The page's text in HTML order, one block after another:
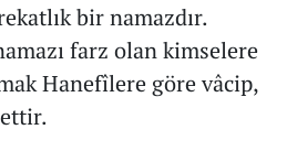
bir namazdır.
farz olan kimselere
Hanefîlere göre vâcip,